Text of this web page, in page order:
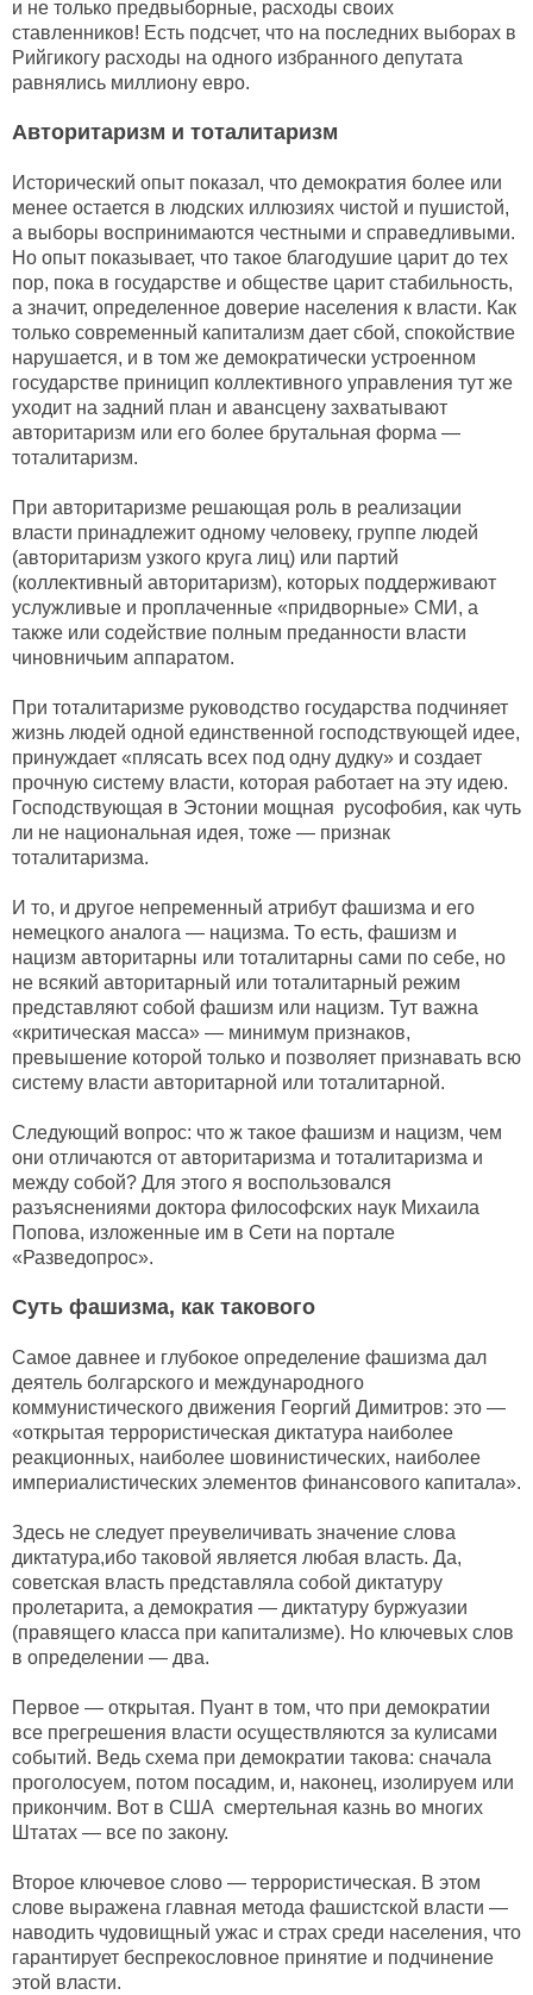
и не только предвыборные, расходы своих
ставленников! Есть подсчет, что на последних выборах в
Рийгикогу расходы на одного избранного депутата
равнялись миллиону евро.
Авторитаризм и тоталитаризм
Исторический опыт показал, что демократия более или
менее остается в людских иллюзиях чистой и пушистой,
а выборы воспринимаются честными и справедливыми.
Но опыт показывает, что такое благодушие царит до тех
пор, пока в государстве и обществе царит стабильность,
а значит, определенное доверие населения к власти. Как
только современный капитализм дает сбой, спокойствие
нарушается, и в том же демократически устроенном
государстве приницип коллективного управления тут же
уходит на задний план и авансцену захватывают
авторитаризм или его более брутальная форма —
тоталитаризм.
При авторитаризме решающая роль в реализации
власти принадлежит одному человеку, группе людей
(авторитаризм узкого круга лиц) или партий
(коллективный авторитаризм), которых поддерживают
услужливые и проплаченные «придворные» СМИ, а
также или содействие полным преданности власти
чиновничьим аппаратом.
При тоталитаризме руководство государства подчиняет
жизнь людей одной единственной господствующей идее,
принуждает «плясать всех под одну дудку» и создает
прочную систему власти, которая работает на эту идею.
Господствующая в Эстонии мощная русофобия, как чуть
ли не национальная идея, тоже — признак
тоталитаризма.
И то, и другое непременный атрибут фашизма и его
немецкого аналога — нацизма. То есть, фашизм и
нацизм авторитарны или тоталитарны сами по себе, но
не всякий авторитарный или тоталитарный режим
представляют собой фашизм или нацизм. Тут важна
«критическая масса» — минимум признаков,
превышение которой только и позволяет признавать всю
систему власти авторитарной или тоталитарной.
Следующий вопрос: что ж такое фашизм и нацизм, чем
они отличаются от авторитаризма и тоталитаризма и
между собой? Для этого я воспользовался
разъяснениями доктора философских наук Михаила
Попова, изложенные им в Сети на портале
«Разведопрос».
Суть фашизма, как такового
Самое давнее и глубокое определение фашизма дал
деятель болгарского и международного
коммунистического движения Георгий Димитров: это —
«открытая террористическая диктатура наиболее
реакционных, наиболее шовинистических, наиболее
империалистических элементов финансового капитала».
Здесь не следует преувеличивать значение слова
диктатура,ибо таковой является любая власть. Да,
советская власть представляла собой диктатуру
пролетарита, а демократия — диктатуру буржуазии
(правящего класса при капитализме). Но ключевых слов
в определении — два.
Первое — открытая. Пуант в том, что при демократии
все прегрешения власти осуществляются за кулисами
событий. Ведь схема при демократии такова: сначала
проголосуем, потом посадим, и, наконец, изолируем или
прикончим. Вот в США смертельная казнь во многих
Штатах — все по закону.
Второе ключевое слово — террористическая. В этом
слове выражена главная метода фашистской власти —
наводить чудовищный ужас и страх среди населения, что
гарантирует беспрекословное принятие и подчинение
этой власти.